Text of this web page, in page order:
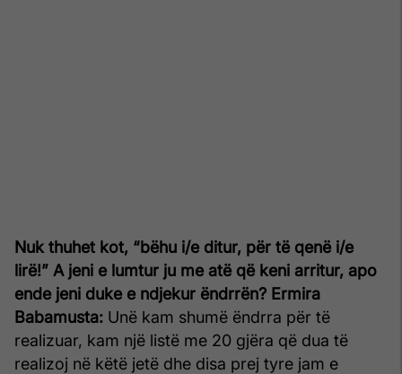
Nuk thuhet kot, “bëhu i/e ditur, për të qenë i/e
lirë!” A jeni e lumtur ju me atë që keni arritur, apo
ende jeni duke e ndjekur ëndrrën? Ermira
Babamusta: Unë kam shumë ëndrra për të
realizuar, kam një listë me 20 gjëra që dua të
realizoj në këtë jetë dhe disa prej tyre jam e